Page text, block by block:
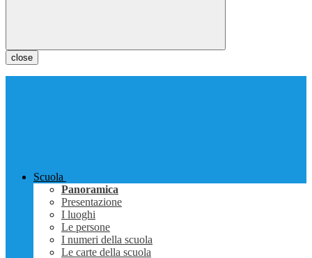
close
Scuola
Panoramica
Presentazione
I luoghi
Le persone
I numeri della scuola
Le carte della scuola